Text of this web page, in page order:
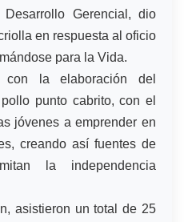
Gerencial, dio
en respuesta al oficio
para la Vida.
la elaboración del
punto cabrito, con el
jóvenes a emprender en
creando así fuentes de
la independencia
asistieron un total de 25